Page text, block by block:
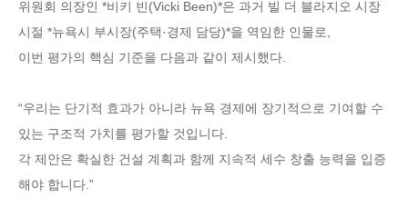
위원회 의장인 *비키 빈(Vicki Been)*은 과거 빌 더 블라지오 시장
시절 *뉴욕시 부시장(주택·경제 담당)*을 역임한 인물로,
이번 평가의 핵심 기준을 다음과 같이 제시했다.
“우리는 단기적 효과가 아니라 뉴욕 경제에 장기적으로 기여할 수
있는 구조적 가치를 평가할 것입니다.
각 제안은 확실한 건설 계획과 함께 지속적 세수 창출 능력을 입증
해야 합니다.”